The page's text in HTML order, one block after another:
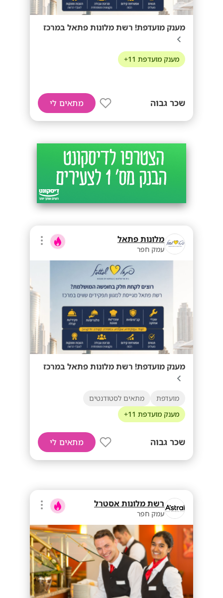
מענק מועדפת! רשת מלונות פתאל במרכז
מענק מועדפת 11+
שכר גבוה מתאים לי
מלונות פתאל
עמק חפר
מענק מועדפת! רשת מלונות פתאל במרכז
מועדפת
מתאים לסטודנטים
מענק מועדפת 11+
שכר גבוה מתאים לי
רשת מלונות אסטרל
עמק חפר